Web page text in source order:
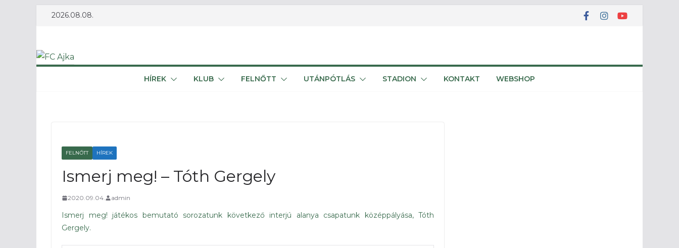
Skip2026.08.08.
HÍREK KLUB FELNŐTT UTÁNPÓTLÁS STADION KONTAKT WEBSHOP
FELNŐTT HÍREK
Ismerj meg! – Tóth Gergely
2020.09.04. admin
Ismerj meg! játékos bemutató sorozatunk következő interjú alanya csapatunk középpályása, Tóth
Gergely.